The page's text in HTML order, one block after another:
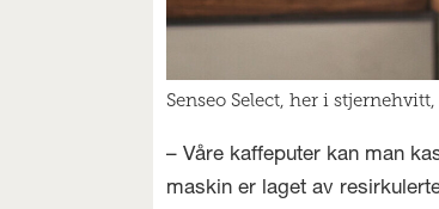
Senseo Select, her i
– Våre kaffeputer kan man
maskin er laget av